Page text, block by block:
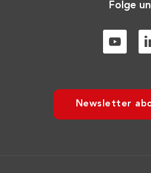
Folge
Newsletter